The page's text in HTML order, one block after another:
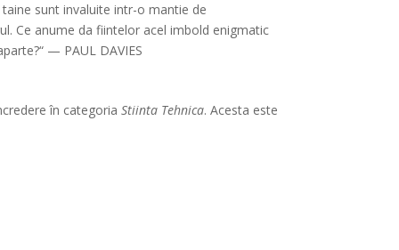
sunt invaluite intr-o mantie de
Ce anume da fiintelor acel imbold enigmatic
— PAUL DAVIES
în categoriaStiinta Tehnica. Acesta este